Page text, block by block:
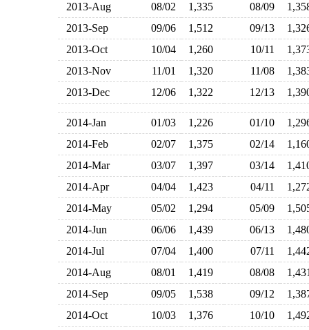
2013-Aug
08/02 1,335 08/09
2013-Sep
09/06 1,512 09/13
2013-Oct
10/04 1,260 10/11
2013-Nov
11/01 1,320 11/08
2013-Dec
12/06 1,322 12/13
2014-Jan 01/03 1,226 01/10
2014-Feb
02/07 1,375 02/14
2014-Mar
03/07 1,397 03/14
2014-Apr
04/04 1,423 04/11
2014-May
05/02 1,294 05/09
2014-Jun
06/06 1,439 06/13
2014-Jul
07/04 1,400 07/11
2014-Aug
08/01 1,419 08/08
2014-Sep
09/05 1,538 09/12
2014-Oct
10/03 1,376 10/10